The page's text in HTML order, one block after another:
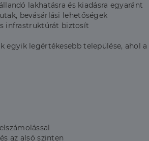
lakhatásra és kiadásra egyaránt
bevásárlási lehetőségek
infrastruktúrát biztosít
egyik legértékesebb települése,
az alsó szinten